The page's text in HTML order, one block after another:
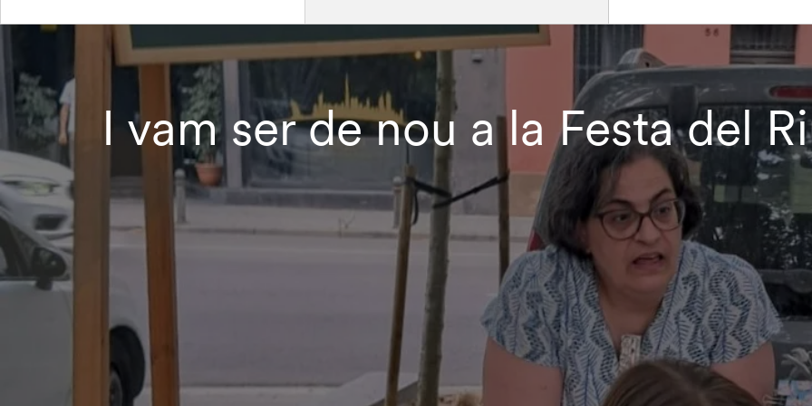
I vam ser de nou a la Festa del